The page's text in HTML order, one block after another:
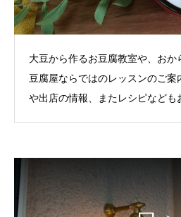
大豆から作るお豆腐教室や、おか
豆腐屋ならではのレッスンのご案
や出店の情報、またレシピなども